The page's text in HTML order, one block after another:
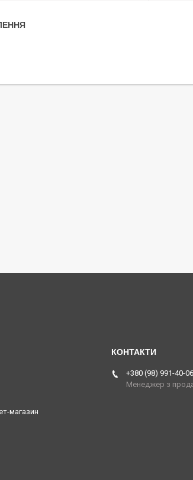
магазин
+380 (98) 991-40-06
Менеджер з